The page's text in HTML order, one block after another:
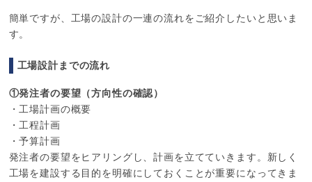
簡単ですが、工場の設計の一連の流れをご紹介したいと思いま
す。
工場設計までの流れ
①発注者の要望（方向性の確認）
・工場計画の概要
・工程計画
・予算計画
発注者の要望をヒアリングし、計画を立てていきます。新しく
工場を建設する目的を明確にしておくことが重要になってきま